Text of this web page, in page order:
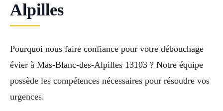
Alpilles
Pourquoi nous faire confiance pour votre débouchage
évier à Mas-Blanc-des-Alpilles 13103 ? Notre équipe
possède les compétences nécessaires pour résoudre vos
urgences.